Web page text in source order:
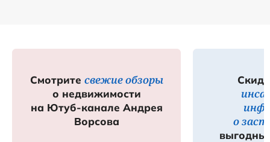
Смотрите свежие обзоры
о недвижимости
на Ютуб-канале Андрея
Ворсова
о